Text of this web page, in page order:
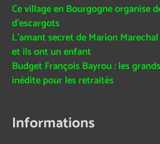
Ce village en Bourgogne organise
d’escargots
L’amant secret de Marion
et ils ont un enfant
Budget François Bayrou : les
inédite pour les retraités
Informations